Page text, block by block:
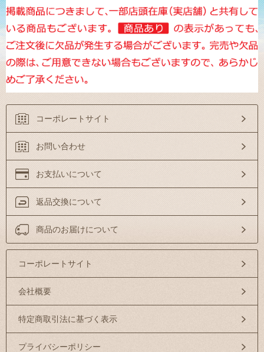
コーポレートサイト
お問い合わせ
お支払いについて
返品交換について
商品のお届けについて
コーポレートサイト
会社概要
特定商取引法に基づく表示
プライバシーポリシー